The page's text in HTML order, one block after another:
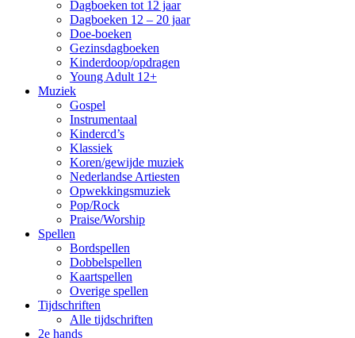
Dagboeken tot 12 jaar
Dagboeken 12 – 20 jaar
Doe-boeken
Gezinsdagboeken
Kinderdoop/opdragen
Young Adult 12+
Muziek
Gospel
Instrumentaal
Kindercd’s
Klassiek
Koren/gewijde muziek
Nederlandse Artiesten
Opwekkingsmuziek
Pop/Rock
Praise/Worship
Spellen
Bordspellen
Dobbelspellen
Kaartspellen
Overige spellen
Tijdschriften
Alle tijdschriften
2e hands